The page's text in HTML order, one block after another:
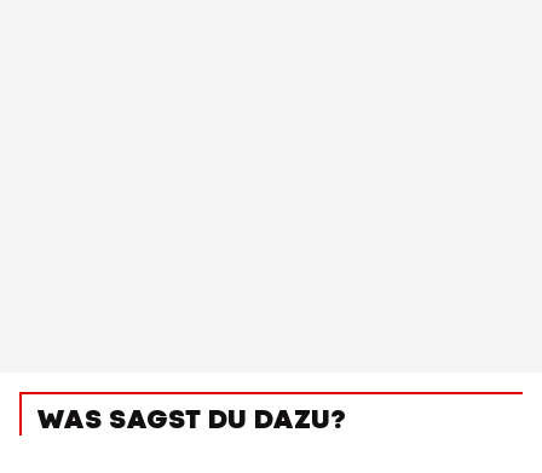
WAS SAGST DU DAZU?